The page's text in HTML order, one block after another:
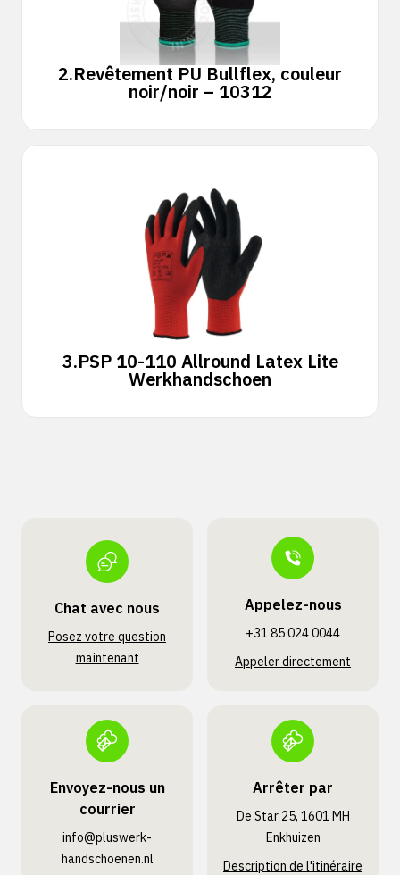
2.Revêtement PU Bullflex, couleur
noir/noir – 10312
3.PSP 10-110 Allround Latex Lite
Werkhandschoen
Chat avec nous
Posez votre question
maintenant
Appelez-nous
+31 85 024 0044
Appeler directement
Envoyez-nous un
courrier
info@pluswerk­
handschoenen.nl
Arrêter par
De Star 25, 1601 MH
Enkhuizen
Description de l'itinéraire